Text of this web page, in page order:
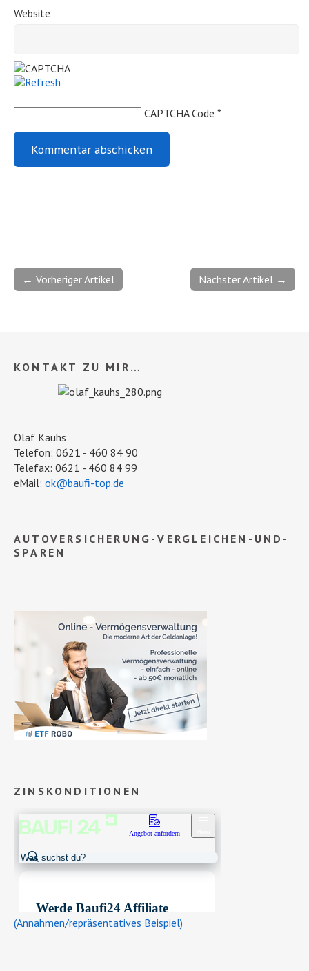
Website
CAPTCHA Code *
Nächster Artikel →
← Vorheriger Artikel
KONTAKT ZU MIR…
Olaf Kauhs
Telefon: 0621 - 460 84 90
Telefax: 0621 - 460 84 99
eMail: ok@baufi-top.de
AUTOVERSICHERUNG-VERGLEICHEN-UND-
SPAREN
ZINSKONDITIONEN
(Annahmen/repräsentatives Beispiel)